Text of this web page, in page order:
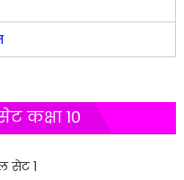
कक्षा 10
सेट 1